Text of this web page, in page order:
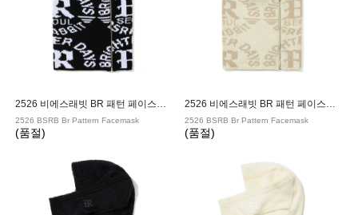
2526 비에스래빗 BR 패턴 페이스마스크 BLACK
2526 BSRB Br Pattern Facemask
(품절)
2526 비에스래빗 BR 패턴 페이스마스크 CREAM
2526 BSRB Br Pattern Facemask
(품절)